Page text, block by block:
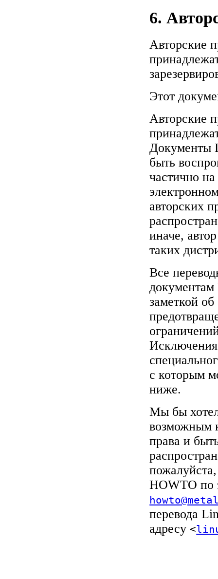
6.
Авторские
Этот
Авторские
Документы
быть
частично
авторских
иначе,
таких
Все
заметкой
Исключения
с которым
ниже.
Мы бы
возможным
права и
HOWTO по
перевода
адресу <